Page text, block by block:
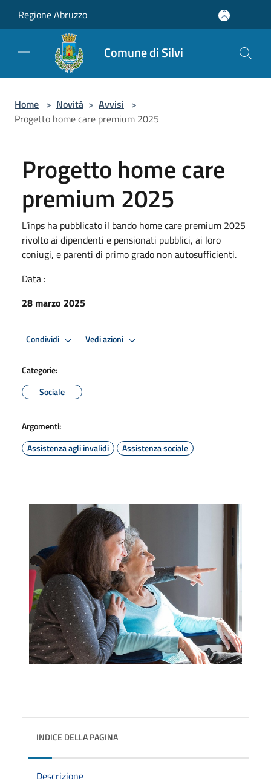
Regione Abruzzo
Comune di Silvi
Home > Novità > Avvisi >
Progetto home care premium 2025
Progetto home care
premium 2025
L’inps ha pubblicato il bando home care premium 2025
rivolto ai dipendenti e pensionati pubblici, ai loro
coniugi, e parenti di primo grado non autosufficienti.
Data :
28 marzo 2025
Condividi Vedi azioni
Categorie:
Sociale
Argomenti:
Assistenza agli invalidi
Assistenza sociale
INDICE DELLA PAGINA
Descrizione